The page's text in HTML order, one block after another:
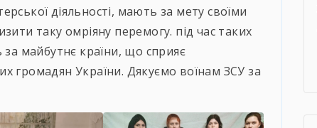
діяльності, мають за мету своїми
таку омріяну перемогу. під час таких
за майбутнє країни, що сприяє
громадян України. Дякуємо воїнам ЗСУ за